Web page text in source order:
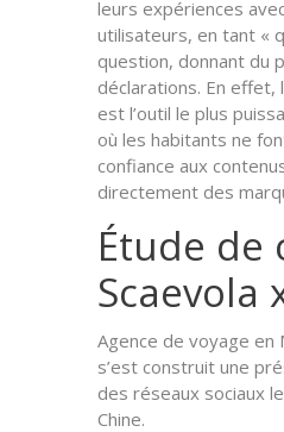
leurs expériences
utilisateurs, en tant «
question, donnant du
déclarations. En effet,
est l’outil le plus
où les habitants ne
confiance aux
directement des
Étude de
Scaevola
Agence de voyage en
s’est construit une
des réseaux sociaux
Chine.